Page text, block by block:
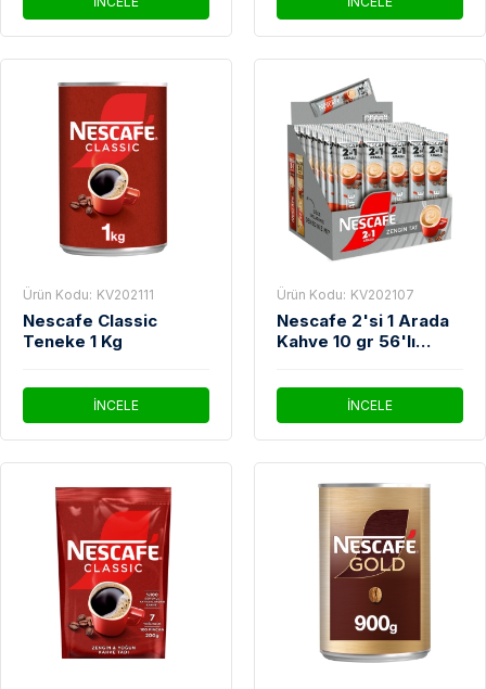
Ürün Kodu: KV202111
Nescafe Classic
Teneke 1 Kg
İNCELE
Ürün Kodu: KV202107
Nescafe 2'si 1 Arada
Kahve 10 gr 56'lı
İNCELE